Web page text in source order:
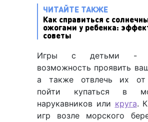
ЧИТАЙТЕ ТАКЖЕ
Как справиться с
ожогами у ребенка:
советы
Игры с детьми -
возможность проявить
а также отвлечь их от
пойти купаться в
нарукавников или круга.
игр возле морского